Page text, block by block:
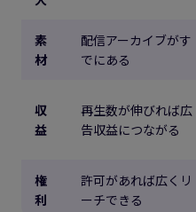
素
材
配信アーカイブがす
でにある
収
益
再生数が伸びれば広
告収益につながる
権
利
許可があれば広くリ
ーチできる